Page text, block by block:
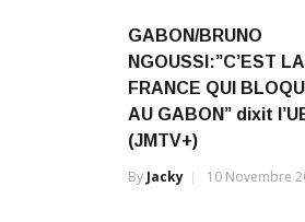
GABON/BRUNO
NGOUSSI:”C’EST LA
FRANCE QUI
AU GABON” dixit
(JMTV+)
ByJacky 10 Novembre